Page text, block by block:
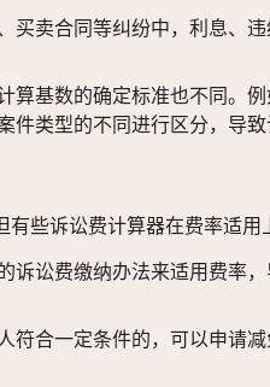
买卖合同等纠纷中，利息、
算基数的确定标准也不同。
类型的不同进行区分，导致
些诉讼费计算器在费率适用
诉讼费缴纳办法来适用费率
符合一定条件的，可以申请